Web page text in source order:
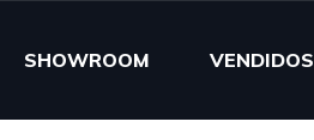
SHOWROOM VENDIDOS